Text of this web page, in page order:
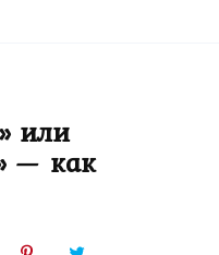
или
— как